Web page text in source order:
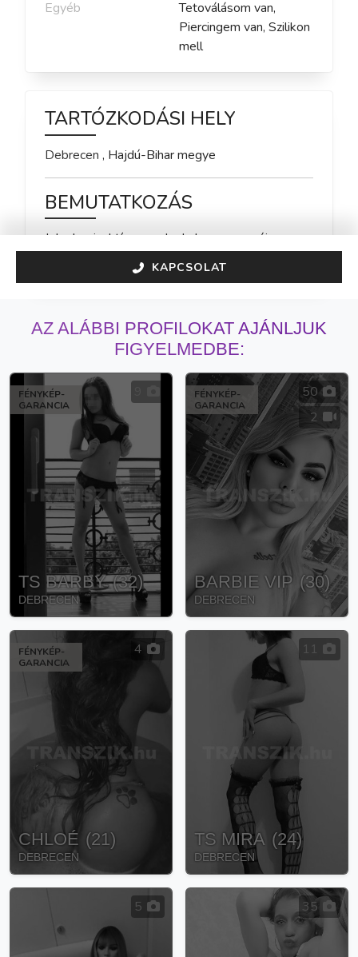
Egyéb
Tetoválásom van,
Piercingem van, Szilikon
mell
TARTÓZKODÁSI HELY
Debrecen , Hajdú-Biharmegye
BEMUTATKOZÁS
Jelenleg inaktív vagyok, de hamarosan újra
KAPCSOLAT
AZ ALÁBBI PROFILOKAT AJÁNLJUK
FIGYELMEDBE:
FÉNYKÉP-
GARANCIA
TS BARBY (32)
DEBRECEN
FÉNYKÉP-
GARANCIA
50
2
BARBIE VIP (30)
DEBRECEN
FÉNYKÉP-
GARANCIA
4
CHLOÉ (21)
DEBRECEN
11
TS MIRA (24)
DEBRECEN
5 35